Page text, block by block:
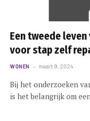
Een tweede
voor stap zelf
WONEN maart 9, 2024
Bij het onderzoeken
is het belangrijk om